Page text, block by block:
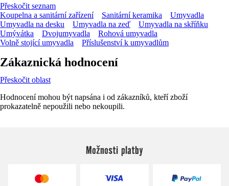
Přeskočit seznam
Koupelna a sanitární zařízení
Sanitární keramika
Umyvadla
Umyvadla na desku
Umyvadla na zeď
Umyvadla na skříňku
Umývátka
Dvojumyvadla
Rohová umyvadla
Volně stojící umyvadla
Příslušenství k umyvadlům
Zákaznická hodnocení
Přeskočit oblast
Hodnocení mohou být napsána i od zákazníků, kteří zboží
prokazatelně nepoužili nebo nekoupili.
Možnosti platby